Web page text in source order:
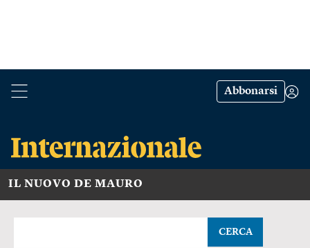
Abbonarsi
IL NUOVO DE MAURO
CERCA